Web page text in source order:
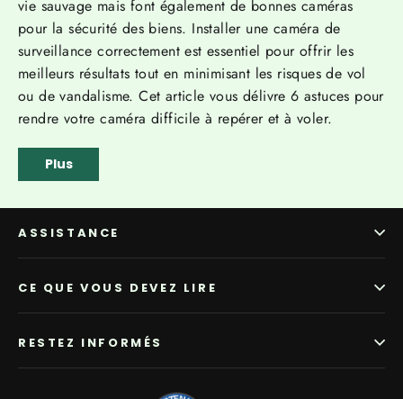
vie sauvage mais font également de bonnes caméras
pour la sécurité des biens. Installer une caméra de
surveillance correctement est essentiel pour offrir les
meilleurs résultats tout en minimisant les risques de vol
ou de vandalisme. Cet article vous délivre 6 astuces pour
rendre votre caméra difficile à repérer et à voler.
Plus
ASSISTANCE
CE QUE VOUS DEVEZ LIRE
RESTEZ INFORMÉS